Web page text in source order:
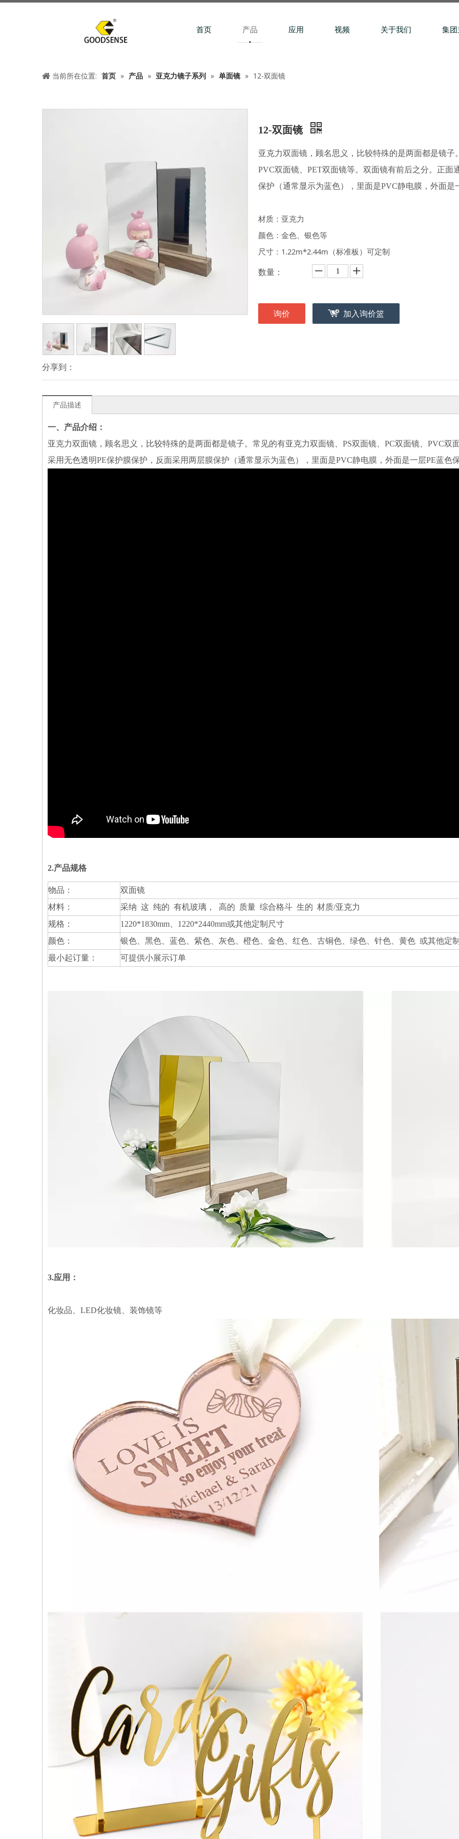
首页 产品 应用 视频 关于我们 集团
当前所在位置: 首页 » 产品 » 亚克力镜子系列 » 单面镜 » 12-双面镜
分享到：
12-双面镜
亚克力双面镜，顾名思义，比较特殊的是两面都是镜
PVC双面镜、PET双面镜等。双面镜有前后之分。正
保护（通常显示为蓝色），里面是PVC静电膜，外面是
材质：亚克力
颜色：金色、银色等
尺寸：1.22m*2.44m（标准板）可定制
数量：
询价 加入询价篮
产品描述
一、产品介绍：
亚克力双面镜，顾名思义，比较特殊的是两面都是镜子。常见的有亚克力双面镜、PS双面镜、PC双面镜、PVC双
采用无色透明PE保护膜保护，反面采用两层膜保护（通常显示为蓝色），里面是PVC静电膜，外面是一层PE蓝色
2.产品规格
物品：
双面镜
材料：
采纳 这 纯的 有机玻璃， 高的 质量 综合格斗 生的 材质/亚克力
规格：
1220*1830mm、1220*2440mm或其他定制尺寸
颜色：
银色、黑色、蓝色、紫色、灰色、橙色、金色、红色、古铜色、绿色、针色、黄色 或其他定
最小起订量：
可提供小展示订单
3.应用：
化妆品、LED化妆镜、装饰镜等